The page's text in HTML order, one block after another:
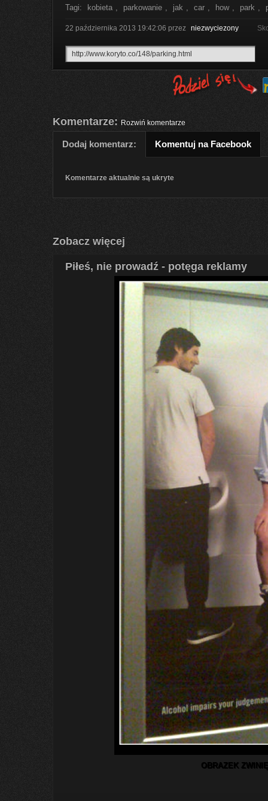
Tagi: kobieta , parkowanie , jak , car , how , park ,
22 października 2013 19:42:06 przez niezwyciezony
Komentarze: Rozwiń komentarze
Dodaj komentarz: Komentuj na Facebook
Komentarze aktualnie są ukryte
Zobacz więcej
Piłeś, nie prowadź - potęga reklamy
OBRAZEK